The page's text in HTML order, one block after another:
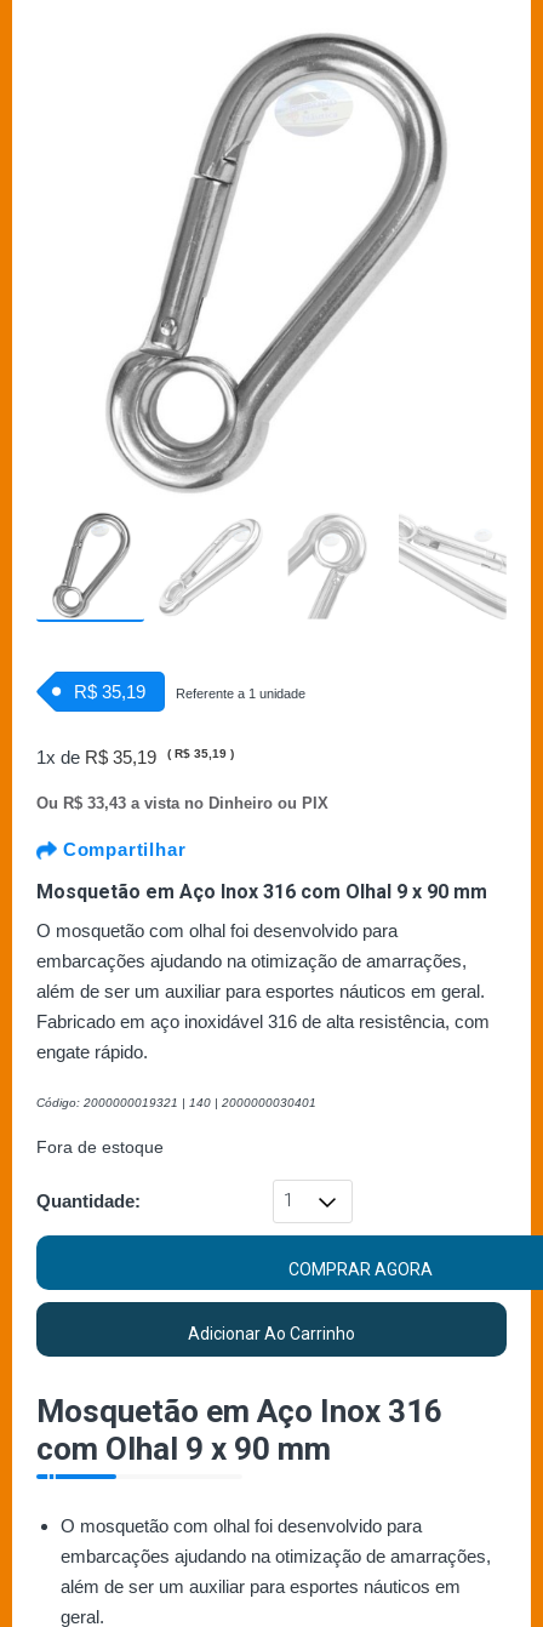
R$ 35,19 Referente a 1 unidade
1x de R$ 35,19 ( R$ 35,19 )
Ou R$ 33,43 a vista no Dinheiro ou PIX
Compartilhar
Mosquetão em Aço Inox 316 com Olhal 9 x 90 mm
O mosquetão com olhal foi desenvolvido para
embarcações ajudando na otimização de amarrações,
além de ser um auxiliar para esportes náuticos em geral.
Fabricado em aço inoxidável 316 de alta resistência, com
engate rápido.
Código: 2000000019321 | 140 | 2000000030401
Fora de estoque
Quantidade:
COMPRAR AGORA
Adicionar Ao Carrinho
Mosquetão em Aço Inox 316
com Olhal 9 x 90 mm
O mosquetão com olhal foi desenvolvido para
embarcações ajudando na otimização de amarrações,
além de ser um auxiliar para esportes náuticos em
geral.